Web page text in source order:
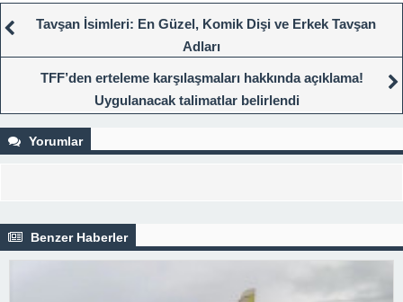
Tavşan İsimleri: En Güzel, Komik Dişi ve Erkek Tavşan
Adları
TFF’den erteleme karşılaşmaları hakkında açıklama!
Uygulanacak talimatlar belirlendi
Yorumlar
Benzer Haberler